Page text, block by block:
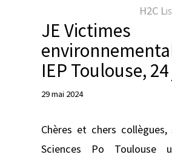
r
H2C
JE Victimes
IEP Toulouse,
29 mai 2024
Chères et chers
Sciences Po Toulouse